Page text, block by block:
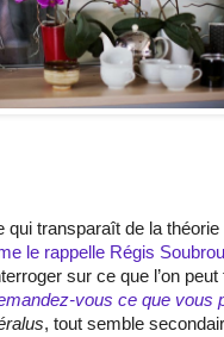
qui transparaît de la
le rappelle Régis
sur ce que l’on
vous ce que vous
, tout semble